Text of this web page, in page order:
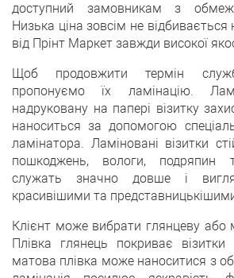
доступний замовникам з
Низька ціна зовсім не відбивається
від Прінт Маркет завжди високої
Щоб продовжити термін
пропонуємо їх ламінацію.
надруковану на папері візитку
наноситься за допомогою
ламінатора. Ламіновані візитки
пошкоджень, вологи, подряпин
служать значно довше і
красивішими та
Клієнт може вибрати глянцеву або
Плівка глянець покриває
матова плівка може наноситися з